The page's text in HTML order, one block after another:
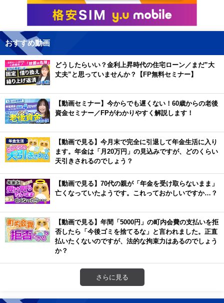
おすすめ動画
どうしたらいい？金利上昇時代の住宅ローン／まだ”大
丈夫”と思っていませんか？【FP無料セミナー】
【動画セミナー】今からでも遅くない！60歳からの老後
資金セミナー／FPがわかりやすく解説します！
【動画で見る】今月末で完全に引退して年金生活に入り
ます。年金は「月20万円」の見込みですが、どのくらい
天引きされるのでしょう？
【動画で見る】70代の親が「年金を受け取らないまま」
亡くなっていたようです。これっておかしいですか…？
【動画で見る】年間「5000円」の町内会費の支払いを拒
否したら「今後ゴミを捨てるな」と言われました。正直
払いたくないのですが、法的な拘束力はあるのでしょう
か？
さらに見る